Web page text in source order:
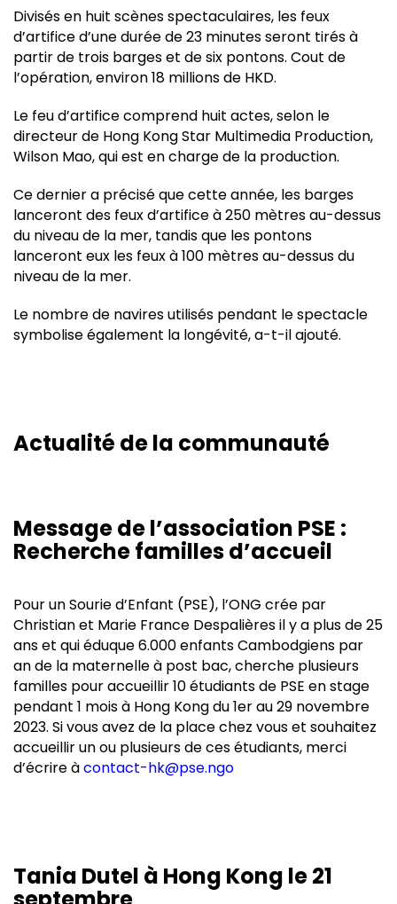
Divisés en huit scènes spectaculaires, les feux
d’artifice d’une durée de 23 minutes seront tirés à
partir de trois barges et de six pontons. Cout de
l’opération, environ 18 millions de HKD.
Le feu d’artifice comprend huit actes, selon le
directeur de Hong Kong Star Multimedia Production,
Wilson Mao, qui est en charge de la production.
Ce dernier a précisé que cette année, les barges
lanceront des feux d’artifice à 250 mètres au-dessus
du niveau de la mer, tandis que les pontons
lanceront eux les feux à 100 mètres au-dessus du
niveau de la mer.
Le nombre de navires utilisés pendant le spectacle
symbolise également la longévité, a-t-il ajouté.
Actualité de la communauté
Message de l’association PSE :
Recherche familles d’accueil
Pour un Sourie d’Enfant (PSE), l’ONG crée par
Christian et Marie France Despalières il y a plus de 25
ans et qui éduque 6.000 enfants Cambodgiens par
an de la maternelle à post bac, cherche plusieurs
familles pour accueillir 10 étudiants de PSE en stage
pendant 1 mois à Hong Kong du 1er au 29 novembre
2023. Si vous avez de la place chez vous et souhaitez
accueillir un ou plusieurs de ces étudiants, merci
d’écrire àcontact-hk@pse.ngo
Tania Dutel à Hong Kong le 21